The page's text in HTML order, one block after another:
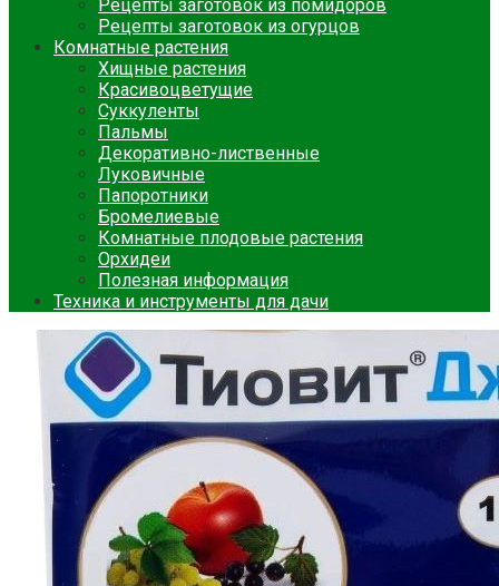
Рецепты заготовок из помидоров
Рецепты заготовок из огурцов
Комнатные растения
Хищные растения
Красивоцветущие
Суккуленты
Пальмы
Декоративно-лиственные
Луковичные
Папоротники
Бромелиевые
Комнатные плодовые растения
Орхидеи
Полезная информация
Техника и инструменты для дачи